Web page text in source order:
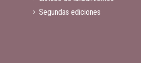
Segundas ediciones